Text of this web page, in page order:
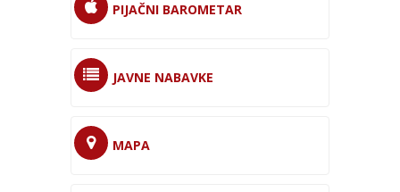
PIJAČNI BAROMETAR
JAVNE NABAVKE
MAPA